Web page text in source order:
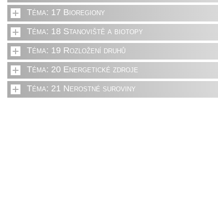
Téma: 17 Bioregiony
Téma: 18 Stanoviště a biotopy
Téma: 19 Rozložení druhů
Téma: 20 Energetické zdroje
Téma: 21 Nerostné suroviny